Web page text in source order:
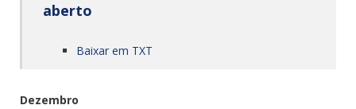
aberto
Baixar em TXT
Dezembro